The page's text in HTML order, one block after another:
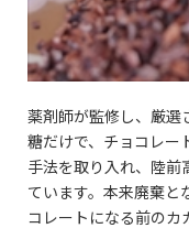
薬剤師が監修し、厳選
糖だけで、チョコレ
手法を取り入れ、陸前
ています。本来廃棄と
コレートになる前のカ